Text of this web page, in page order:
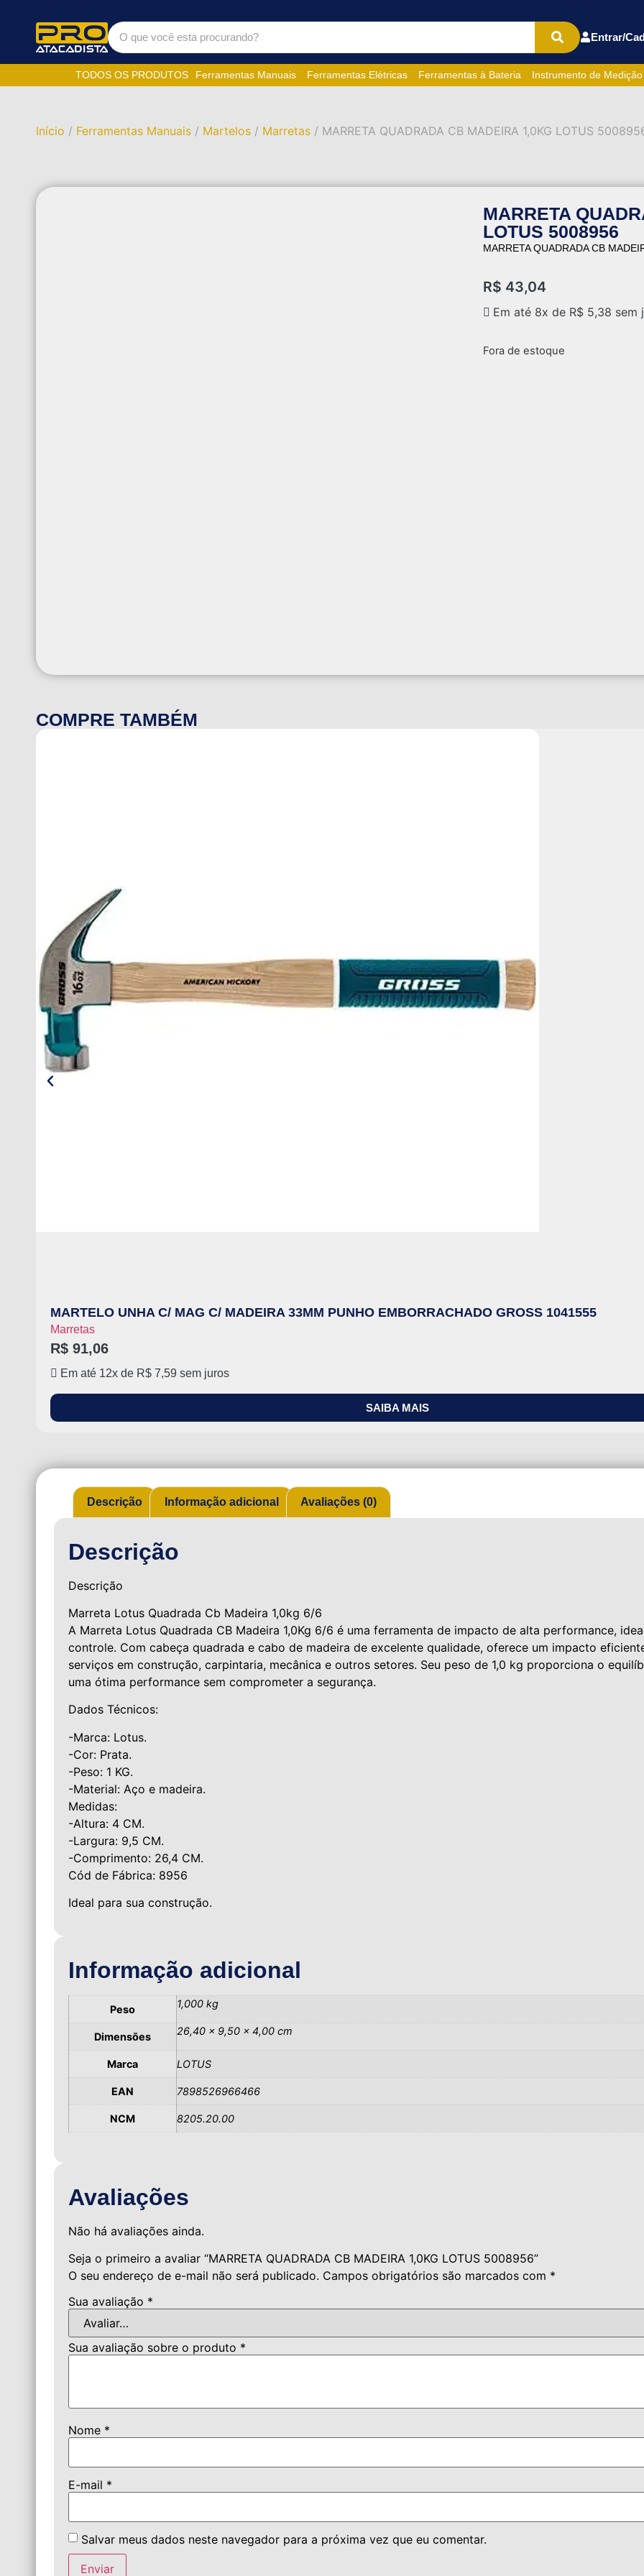
Entrar/
TODOS OS PRODUTOS Ferramentas Manuais Ferramentas Elétricas Ferramentas à Bateria Instrumento de
Início / Ferramentas Manuais / Martelos / Marretas / MARRETA QUADRADA CB MADEIRA 1,0KG LOTUS
MARRETA
LOTUS 5008956
MARRETA QUADRADA CB
R$ 43,04
Em até 8x de R$ 5,38 sem
Fora de estoque
COMPRE TAMBÉM
MARTELO UNHA C/ MAG C/ MADEIRA 33MM PUNHO EMBORRACHADO GROSS 1041555
Marretas
R$ 91,06
Em até 12x de R$ 7,59 sem juros
SAIBA MAIS
Descrição Informação adicional Avaliações (0)
Descrição
Descrição
Marreta Lotus Quadrada Cb Madeira 1,0kg 6/6
A Marreta Lotus Quadrada CB Madeira 1,0Kg 6/6 é uma ferramenta de impacto de alta performance,
controle. Com cabeça quadrada e cabo de madeira de excelente qualidade, oferece um impacto
serviços em construção, carpintaria, mecânica e outros setores. Seu peso de 1,0 kg proporciona o
uma ótima performance sem comprometer a segurança.
Dados Técnicos:
-Marca: Lotus.
-Cor: Prata.
-Peso: 1 KG.
-Material: Aço e madeira.
Medidas:
-Altura: 4 CM.
-Largura: 9,5 CM.
-Comprimento: 26,4 CM.
Cód de Fábrica: 8956
Ideal para sua construção.
Informação adicional
Peso 1,000 kg
Dimensões 26,40 × 9,50 × 4,00 cm
Marca LOTUS
EAN 7898526966466
NCM 8205.20.00
Avaliações
Não há avaliações ainda.
Seja o primeiro a avaliar “MARRETA QUADRADA CB MADEIRA 1,0KG LOTUS 5008956”
O seu endereço de e-mail não será publicado. Campos obrigatórios são marcados com *
Sua avaliação *
Sua avaliação sobre o produto *
Nome *
E-mail *
Salvar meus dados neste navegador para a próxima vez que eu comentar.